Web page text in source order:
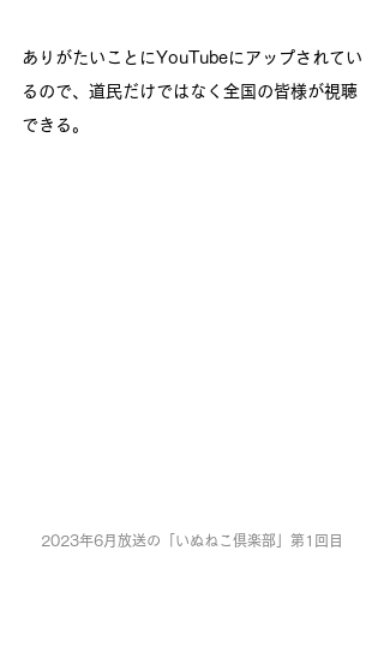
ありがたいことにYouTubeにアップされてい
るので、道民だけではなく全国の皆様が視聴
できる。
2023年6月放送の「いぬねこ倶楽部」第1回目